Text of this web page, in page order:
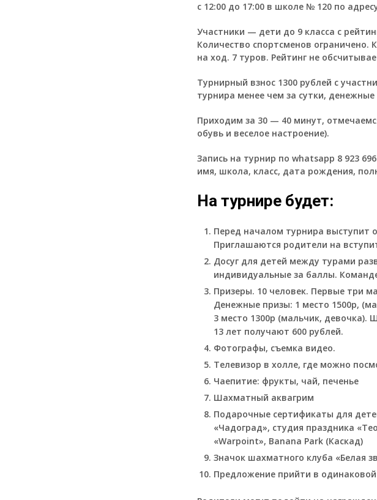
с 12:00 до 17:00 в школе № 120 по
Участники — дети до 9 класса с
Количество спортсменов
на ход. 7 туров. Рейтинг не
Турнирный взнос 1300 рублей с
турнира менее чем за сутки,
Приходим за 30 — 40 минут,
обувь и веселое настроение).
Запись на турнир по whatsapp 8 923
имя, школа, класс, дата рождения,
На турнире будет:
Перед началом турнира выступит
Приглашаются родители на
Досуг для детей между турами
индивидуальные за баллы.
Призеры. 10 человек. Первые три
Денежные призы: 1 место 1500р,
3 место 1300р (мальчик, девочка).
13 лет получают 600 рублей.
Фотографы, съемка видео.
Телевизор в холле, где можно
Чаепитие: фрукты, чай, печенье
Шахматный аквагрим
Подарочные сертификаты для
«Чадоград», студия праздника
«Warpoint», Banana Park (Каскад)
Значок шахматного клуба «Белая
Предложение прийти в